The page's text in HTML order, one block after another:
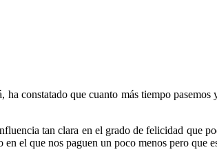
constatado que cuanto más tiempo
tan clara en el grado de felicidad que
el que nos paguen un poco menos pero que